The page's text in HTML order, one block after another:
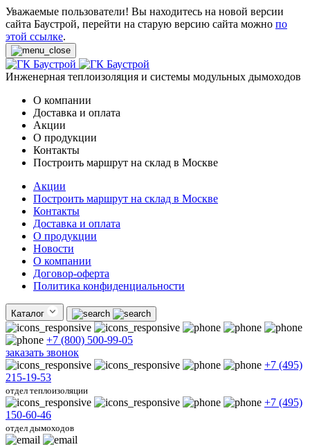
Уважаемые пользователи! Вы находитесь на новой версии
сайта Баустрой, перейти на старую версию сайта можно по
этой ссылке.
Инженерная теплоизоляция и системы модульных дымоходов
О компании
Доставка и оплата
Акции
О продукции
Контакты
Построить маршрут на склад в Москве
Акции
Построить маршрут на склад в Москве
Контакты
Доставка и оплата
О продукции
Новости
О компании
Договор-оферта
Политика конфиденциальности
Каталог
+7 (800) 500-99-05
заказать звонок
+7 (495)
215-19-53
отдел теплоизоляции
+7 (495)
150-60-46
отдел дымоходов